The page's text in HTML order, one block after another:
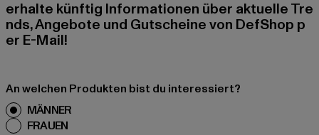
erhalte künftig Informationen über aktuelle Tre
nds, Angebote und Gutscheine von DefShop p
er E-Mail!
An welchen Produkten bist du interessiert?
MÄNNER
FRAUEN